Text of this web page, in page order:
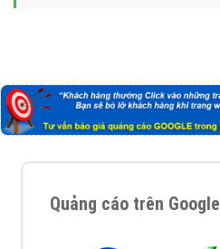
Quảng cáo trên Google